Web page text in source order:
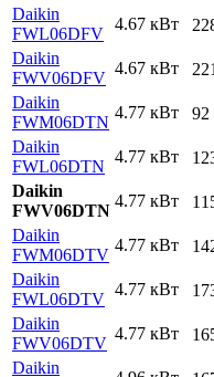
Daikin
FWL06DFV
4.67 кВт
Daikin
FWV06DFV
4.67 кВт
Daikin
FWM06DTN
4.77 кВт 92
Daikin
FWL06DTN
4.77 кВт
Daikin
FWV06DTN
4.77 кВт
Daikin
FWM06DTV
4.77 кВт
Daikin
FWL06DTV
4.77 кВт
Daikin
FWV06DTV
4.77 кВт
Daikin